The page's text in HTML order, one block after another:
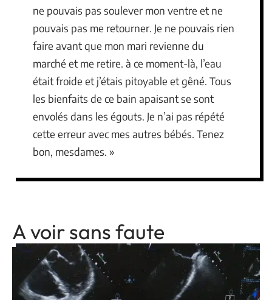
ne pouvais pas soulever mon ventre et ne
pouvais pas me retourner. Je ne pouvais rien
faire avant que mon mari revienne du
marché et me retire. à ce moment-là, l’eau
était froide et j’étais pitoyable et gêné. Tous
les bienfaits de ce bain apaisant se sont
envolés dans les égouts. Je n’ai pas répété
cette erreur avec mes autres bébés. Tenez
bon, mesdames. »
A voir sans faute